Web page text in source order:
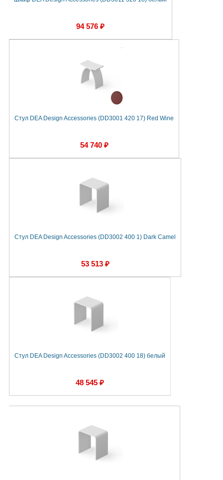
94 576 ₽
Стул DEA Design Accessories (DD3001 420 17) Red Wine
54 740 ₽
Стул DEA Design Accessories (DD3002 400 1) Dark Camel
53 513 ₽
Стул DEA Design Accessories (DD3002 400 18) белый
48 545 ₽